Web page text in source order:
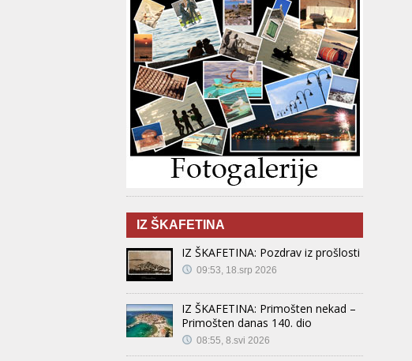
IZ ŠKAFETINA
IZ ŠKAFETINA: Pozdrav iz prošlosti
09:53, 18.srp 2026
IZ ŠKAFETINA: Primošten nekad –
Primošten danas 140. dio
08:55, 8.svi 2026